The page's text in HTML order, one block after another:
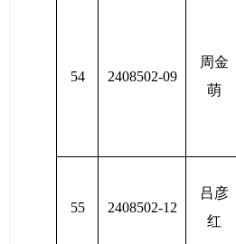
54 2408502-09
周金
萌
55 2408502-12
吕彦
红